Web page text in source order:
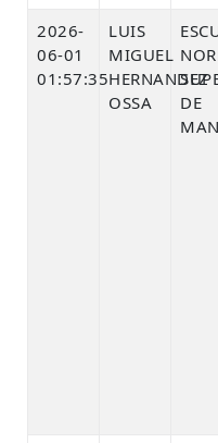
2026-
06-01
01:57:35
LUIS
MIGUEL
HERNANDEZ
OSSA
DE